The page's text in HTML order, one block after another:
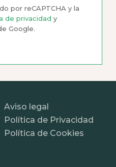
por reCAPTCHA y la
de privacidad y
Google.
Aviso legal
Política de Privacidad
Política de Cookies